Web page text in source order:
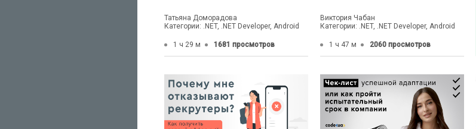
Татьяна Доморадова
Категории: .NET, .NET Developer, Android
1 ч 29 м 1681 просмотров
Виктория Чабан
Категории: .NET, .NET Developer, Android
1 ч 47 м 2060 просмотров